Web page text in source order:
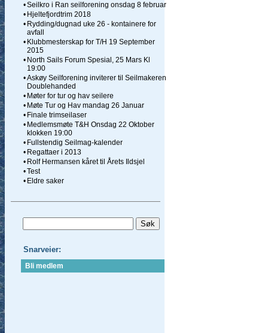
•Seilkro i Ran seilforening onsdag 8 februar
• Hjeltefjordtrim 2018
• Rydding/dugnad uke 26 - kontainere for
avfall
• Klubbmesterskap for T/H 19 September
2015
• North Sails Forum Spesial, 25 Mars Kl
19:00
•Askøy Seilforening inviterer til Seilmakeren
Doublehanded
• Møter for tur og hav seilere
• Møte Tur og Hav mandag 26 Januar
• Finale trimseilaser
• Medlemsmøte T&H Onsdag 22 Oktober
klokken 19:00
• Fullstendig Seilmag-kalender
• Regattaer i 2013
• Rolf Hermansen kåret til Årets Ildsjel
•Test
• Eldre saker
Snarveier:
Bli medlem